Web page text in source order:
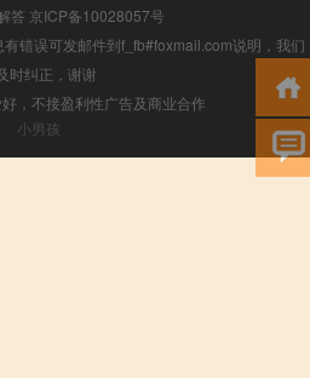
答 京ICP备10028057号
错误可发邮件到f_fb#foxmail.com说明，我们
时纠正，谢谢
，不接盈利性广告及商业合作
小男孩